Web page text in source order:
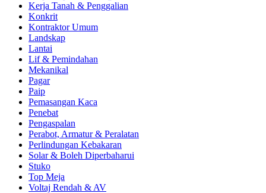
Kerja Tanah & Penggalian
Konkrit
Kontraktor Umum
Landskap
Lantai
Lif & Pemindahan
Mekanikal
Pagar
Paip
Pemasangan Kaca
Penebat
Pengaspalan
Perabot, Armatur & Peralatan
Perlindungan Kebakaran
Solar & Boleh Diperbaharui
Stuko
Top Meja
Voltaj Rendah & AV